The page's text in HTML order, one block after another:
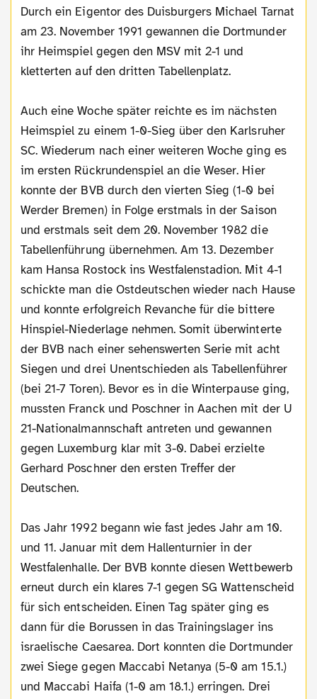
Durch ein Eigentor des Duisburgers Michael Tarnat
am 23. November 1991 gewannen die Dortmunder
ihr Heimspiel gegen den MSV mit 2-1 und
kletterten auf den dritten Tabellenplatz.
Auch eine Woche später reichte es im nächsten
Heimspiel zu einem 1-0-Sieg über den Karlsruher
SC. Wiederum nach einer weiteren Woche ging es
im ersten Rückrundenspiel an die Weser. Hier
konnte der BVB durch den vierten Sieg (1-0 bei
Werder Bremen) in Folge erstmals in der Saison
und erstmals seit dem 20. November 1982 die
Tabellenführung übernehmen. Am 13. Dezember
kam Hansa Rostock ins Westfalenstadion. Mit 4-1
schickte man die Ostdeutschen wieder nach Hause
und konnte erfolgreich Revanche für die bittere
Hinspiel-Niederlage nehmen. Somit überwinterte
der BVB nach einer sehenswerten Serie mit acht
Siegen und drei Unentschieden als Tabellenführer
(bei 21-7 Toren). Bevor es in die Winterpause ging,
mussten Franck und Poschner in Aachen mit der U
21-Nationalmannschaft antreten und gewannen
gegen Luxemburg klar mit 3-0. Dabei erzielte
Gerhard Poschner den ersten Treffer der
Deutschen.
Das Jahr 1992 begann wie fast jedes Jahr am 10.
und 11. Januar mit dem Hallenturnier in der
Westfalenhalle. Der BVB konnte diesen Wettbewerb
erneut durch ein klares 7-1 gegen SG Wattenscheid
für sich entscheiden. Einen Tag später ging es
dann für die Borussen in das Trainingslager ins
israelische Caesarea. Dort konnten die Dortmunder
zwei Siege gegen Maccabi Netanya (5-0 am 15.1.)
und Maccabi Haifa (1-0 am 18.1.) erringen. Drei